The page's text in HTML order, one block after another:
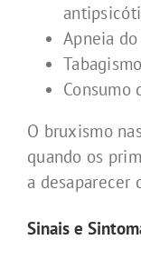
Apneia
Tabagismo
Consumo
O bruxismo
quando os
a desaparecer
Sinais e